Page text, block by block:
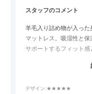
スタッフのコメント
羊毛入り詰め物が入っ
マットレス。吸湿性と
サポートするフィット
物がしっかりと入って
からお尻をしっかりサポ
デザイン:★★★★★